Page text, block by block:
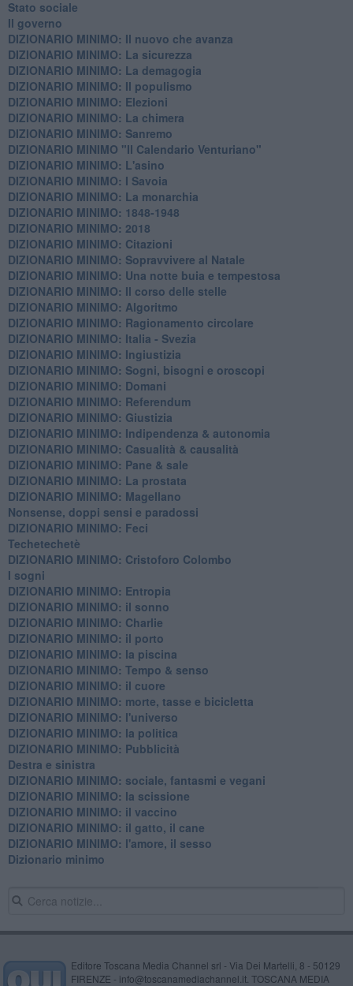
Stato sociale
Il governo
DIZIONARIO MINIMO: Il nuovo che avanza
DIZIONARIO MINIMO: La sicurezza
DIZIONARIO MINIMO: La demagogia
DIZIONARIO MINIMO: Il populismo
DIZIONARIO MINIMO: Elezioni
DIZIONARIO MINIMO: La chimera
DIZIONARIO MINIMO: Sanremo
DIZIONARIO MINIMO "Il Calendario Venturiano"
DIZIONARIO MINIMO: L'asino
DIZIONARIO MINIMO: I Savoia
DIZIONARIO MINIMO: La monarchia
DIZIONARIO MINIMO: 1848-1948
DIZIONARIO MINIMO: 2018
DIZIONARIO MINIMO: Citazioni
DIZIONARIO MINIMO: ​Sopravvivere al Natale
DIZIONARIO MINIMO: ​Una notte buia e tempestosa
DIZIONARIO MINIMO: Il corso delle stelle
DIZIONARIO MINIMO: Algoritmo
DIZIONARIO MINIMO: Ragionamento circolare
DIZIONARIO MINIMO: Italia - Svezia
DIZIONARIO MINIMO: ​Ingiustizia
DIZIONARIO MINIMO: ​Sogni, bisogni e oroscopi
DIZIONARIO MINIMO: Domani
DIZIONARIO MINIMO: Referendum
DIZIONARIO MINIMO: Giustizia
DIZIONARIO MINIMO: ​Indipendenza & autonomia
DIZIONARIO MINIMO: ​Casualità & causalità
​DIZIONARIO MINIMO: Pane & sale
DIZIONARIO MINIMO: La prostata
​DIZIONARIO MINIMO: Magellano
Nonsense, doppi sensi e paradossi
DIZIONARIO MINIMO: Feci
Techetechetè
DIZIONARIO MINIMO: Cristoforo Colombo
I sogni
DIZIONARIO MINIMO: Entropia
DIZIONARIO MINIMO: il sonno
DIZIONARIO MINIMO: Charlie
DIZIONARIO MINIMO: il porto
DIZIONARIO MINIMO: la piscina
DIZIONARIO MINIMO: Tempo & senso
DIZIONARIO MINIMO: il cuore
DIZIONARIO MINIMO: morte, tasse e bicicletta
DIZIONARIO MINIMO: l'universo
DIZIONARIO MINIMO: la politica
DIZIONARIO MINIMO: Pubblicità
Destra e sinistra
DIZIONARIO MINIMO: sociale, fantasmi e vegani
DIZIONARIO MINIMO: la scissione
DIZIONARIO MINIMO: il vaccino
DIZIONARIO MINIMO: il gatto, il cane
DIZIONARIO MINIMO: l'amore, il sesso
Dizionario minimo
Editore Toscana Media Channel srl - Via Dei Martelli, 8 - 50129
FIRENZE - info@toscanamediachannel.it. TOSCANA MEDIA